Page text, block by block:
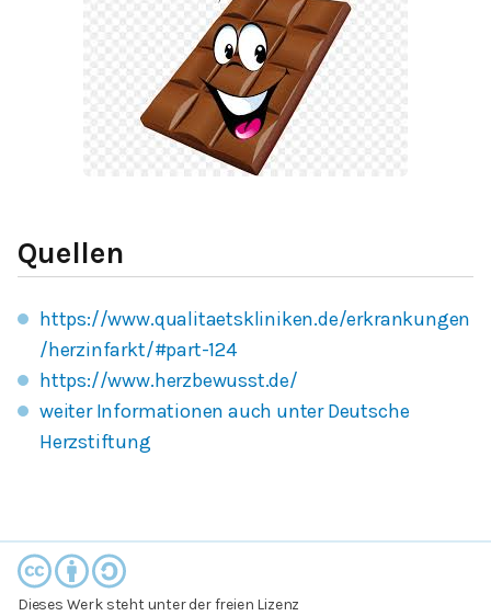
Quellen
https://www.qualitaetskliniken.de/erkrankungen
/herzinfarkt/#part-124
https://www.herzbewusst.de/
weiter Informationen auch unter Deutsche
Herzstiftung
Dieses Werk steht unter der freien Lizenz